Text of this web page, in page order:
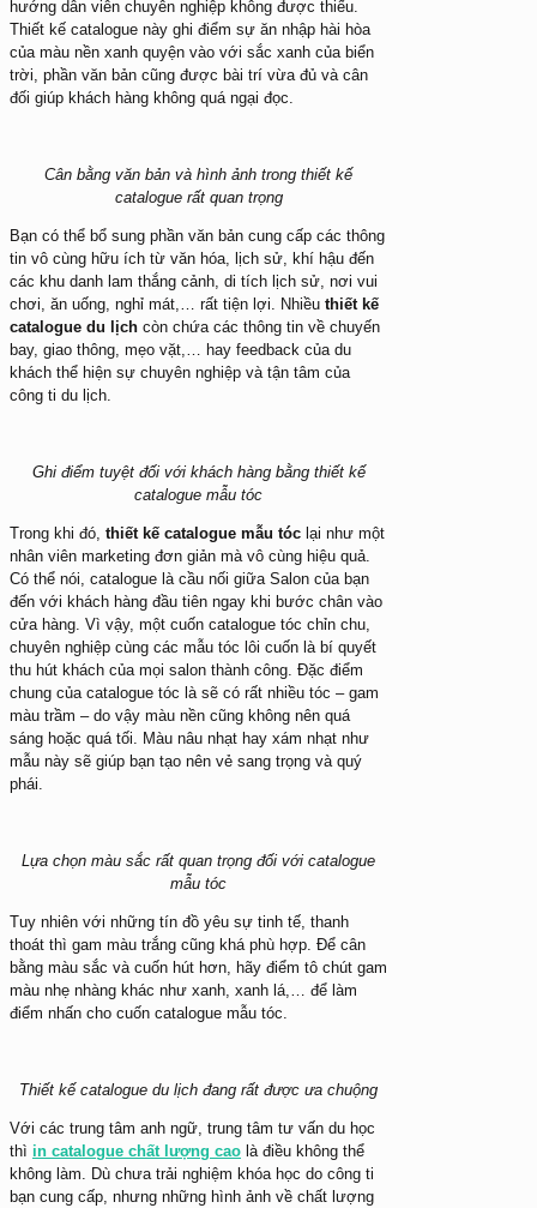
hướng dẫn viên chuyên nghiệp không được thiếu.
Thiết kế catalogue này ghi điểm sự ăn nhập hài hòa
của màu nền xanh quyện vào với sắc xanh của biển
trời, phần văn bản cũng được bài trí vừa đủ và cân
đối giúp khách hàng không quá ngại đọc.
Cân bằng văn bản và hình ảnh trong thiết kế
catalogue rất quan trọng
Bạn có thể bổ sung phần văn bản cung cấp các thông
tin vô cùng hữu ích từ văn hóa, lịch sử, khí hậu đến
các khu danh lam thắng cảnh, di tích lịch sử, nơi vui
chơi, ăn uống, nghỉ mát,… rất tiện lợi. Nhiều thiết kế
catalogue du lịch còn chứa các thông tin về chuyến
bay, giao thông, mẹo vặt,… hay feedback của du
khách thể hiện sự chuyên nghiệp và tận tâm của
công ti du lịch.
Ghi điểm tuyệt đối với khách hàng bằng thiết kế
catalogue mẫu tóc
Trong khi đó, thiết kế catalogue mẫu tóc lại như một
nhân viên marketing đơn giản mà vô cùng hiệu quả.
Có thể nói, catalogue là cầu nối giữa Salon của bạn
đến với khách hàng đầu tiên ngay khi bước chân vào
cửa hàng. Vì vậy, một cuốn catalogue tóc chỉn chu,
chuyên nghiệp cùng các mẫu tóc lôi cuốn là bí quyết
thu hút khách của mọi salon thành công. Đặc điểm
chung của catalogue tóc là sẽ có rất nhiều tóc – gam
màu trầm – do vậy màu nền cũng không nên quá
sáng hoặc quá tối. Màu nâu nhạt hay xám nhạt như
mẫu này sẽ giúp bạn tạo nên vẻ sang trọng và quý
phái.
Lựa chọn màu sắc rất quan trọng đối với catalogue
mẫu tóc
Tuy nhiên với những tín đồ yêu sự tinh tế, thanh
thoát thì gam màu trắng cũng khá phù hợp. Để cân
bằng màu sắc và cuốn hút hơn, hãy điểm tô chút gam
màu nhẹ nhàng khác như xanh, xanh lá,… để làm
điểm nhấn cho cuốn catalogue mẫu tóc.
Thiết kế catalogue du lịch đang rất được ưa chuộng
Với các trung tâm anh ngữ, trung tâm tư vấn du học
thì in catalogue chất lượng cao là điều không thể
không làm. Dù chưa trải nghiệm khóa học do công ti
bạn cung cấp, nhưng những hình ảnh về chất lượng